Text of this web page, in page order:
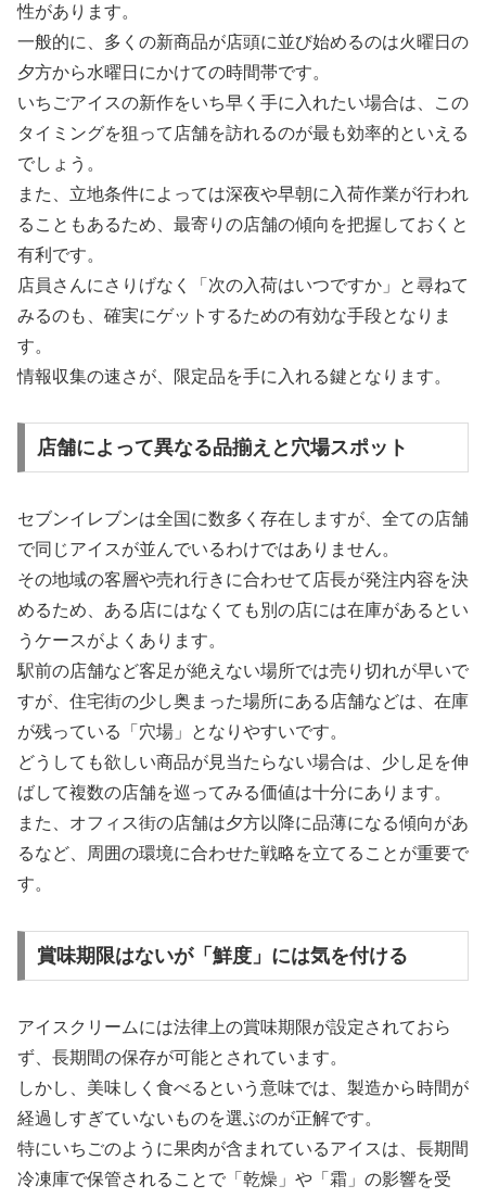
性があります。
一般的に、多くの新商品が店頭に並び始めるのは火曜日の
夕方から水曜日にかけての時間帯です。
いちごアイスの新作をいち早く手に入れたい場合は、この
タイミングを狙って店舗を訪れるのが最も効率的といえる
でしょう。
また、立地条件によっては深夜や早朝に入荷作業が行われ
ることもあるため、最寄りの店舗の傾向を把握しておくと
有利です。
店員さんにさりげなく「次の入荷はいつですか」と尋ねて
みるのも、確実にゲットするための有効な手段となりま
す。
情報収集の速さが、限定品を手に入れる鍵となります。
店舗によって異なる品揃えと穴場スポット
セブンイレブンは全国に数多く存在しますが、全ての店舗
で同じアイスが並んでいるわけではありません。
その地域の客層や売れ行きに合わせて店長が発注内容を決
めるため、ある店にはなくても別の店には在庫があるとい
うケースがよくあります。
駅前の店舗など客足が絶えない場所では売り切れが早いで
すが、住宅街の少し奥まった場所にある店舗などは、在庫
が残っている「穴場」となりやすいです。
どうしても欲しい商品が見当たらない場合は、少し足を伸
ばして複数の店舗を巡ってみる価値は十分にあります。
また、オフィス街の店舗は夕方以降に品薄になる傾向があ
るなど、周囲の環境に合わせた戦略を立てることが重要で
す。
賞味期限はないが「鮮度」には気を付ける
アイスクリームには法律上の賞味期限が設定されておら
ず、長期間の保存が可能とされています。
しかし、美味しく食べるという意味では、製造から時間が
経過しすぎていないものを選ぶのが正解です。
特にいちごのように果肉が含まれているアイスは、長期間
冷凍庫で保管されることで「乾燥」や「霜」の影響を受